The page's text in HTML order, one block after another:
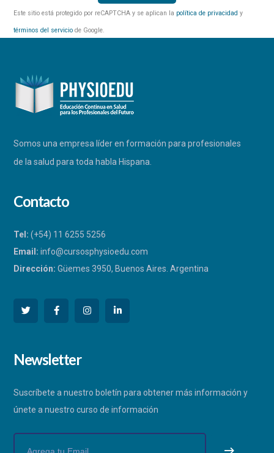
Este sitio está protegido por reCAPTCHA y se aplican la política de privacidad y
términos del servicio de Google.
Somos una empresa líder en formación para profesionales
de la salud para toda habla Hispana.
Respondemos a la brevedad
Contacto
Tel: (+54) 11 6255 5256
Email: info@cursosphysioedu.com
Dirección: Güemes 3950, Buenos Aires. Argentina
Newsletter
Suscríbete a nuestro boletín para obtener más información y
únete a nuestro curso de información